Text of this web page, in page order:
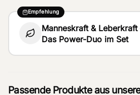
Empfehlung
Manneskraft & Leberkraft
Das Power-Duo im Set
Passende Produkte aus